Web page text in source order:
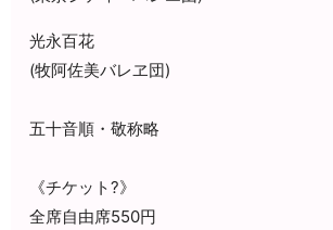
光永百花
(牧阿佐美バレヱ団)
五十音順・敬称略
《チケット?️》
全席自由席550円